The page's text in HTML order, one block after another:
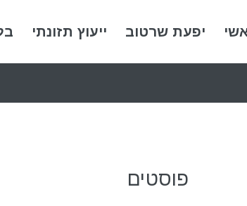
יפעת שרטוב ייעוץ תזונתי
פוסטים